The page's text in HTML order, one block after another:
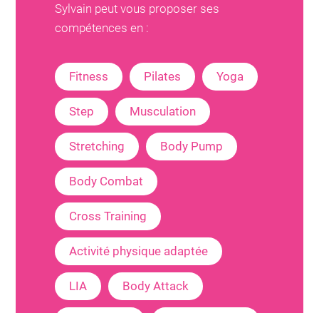
Sylvain peut vous proposer ses
compétences en :
Fitness Pilates Yoga
Step Musculation
Stretching Body Pump
Body Combat
Cross Training
Activité physique adaptée
LIA Body Attack